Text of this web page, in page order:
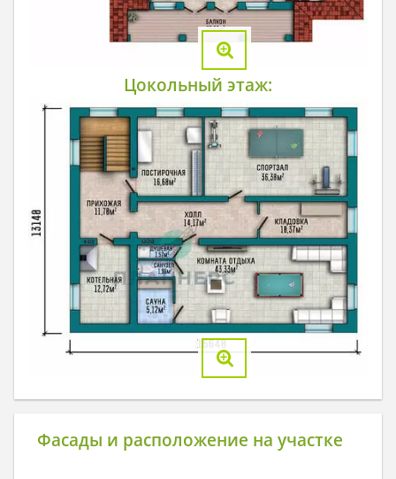
Цокольный этаж:
Фасады и расположение на участке